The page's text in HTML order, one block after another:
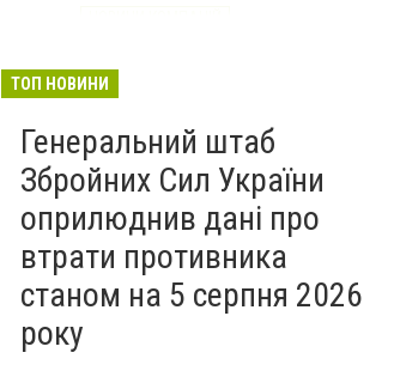
Велика Британія оголосила
про новий пакет військової
та гуманітарної допомоги
Україні
17:20
24 лютого
ТОП НОВИНИ
Генеральний штаб
Збройних Сил України
оприлюднив дані про
втрати противника
станом на 5 серпня 2026
року